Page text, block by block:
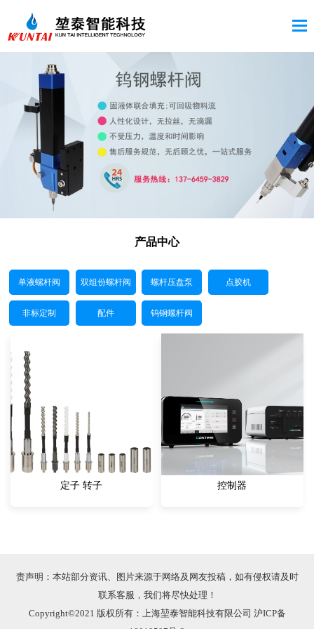
产品中心
单液螺杆阀 双组份螺杆阀 螺杆压盘泵 点胶机
非标定制 配件 钨钢螺杆阀
定子 转子 控制器
责声明：本站部分资讯、图片来源于网络及网友投稿，如有侵权请及时
联系客服，我们将尽快处理！
Copyright©2021 版权所有：上海堃泰智能科技有限公司 沪ICP备